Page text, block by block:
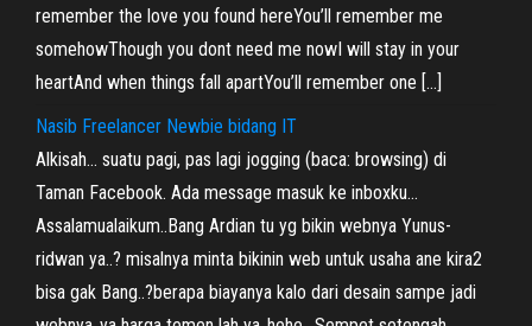
remember the love you found hereYou’ll remember me
somehowThough you dont need me nowI will stay in your
heartAnd when things fall apartYou’ll remember one […]
Nasib Freelancer Newbie bidang IT
Alkisah… suatu pagi, pas lagi jogging (baca: browsing) di
Taman Facebook. Ada message masuk ke inboxku…
Assalamualaikum..Bang Ardian tu yg bikin webnya Yunus-
ridwan ya..? misalnya minta bikinin web untuk usaha ane kira2
bisa gak Bang..?berapa biayanya kalo dari desain sampe jadi